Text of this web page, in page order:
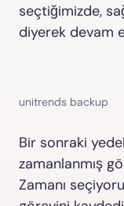
seçtiğimizde,
diyerek devam
unitrends backup
Bir sonraki
zamanlanmış
Zamanı